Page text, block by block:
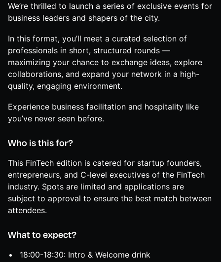
We’re thrilled to launch a series of exclusive events for
business leaders and shapers of the city.
In this format, you’ll meet a curated selection of
professionals in short, structured rounds —
maximizing your chance to exchange ideas, explore
collaborations, and expand your network in a high-
quality, engaging environment.
Experience business facilitation and hospitality like
you’ve never seen before.
Who is this for?
This FinTech edition is catered for startup founders,
entrepreneurs, and C-level executives of the FinTech
industry. Spots are limited and applications are
subject to approval to ensure the best match between
attendees.
What to expect?
18:00-18:30: Intro & Welcome drink